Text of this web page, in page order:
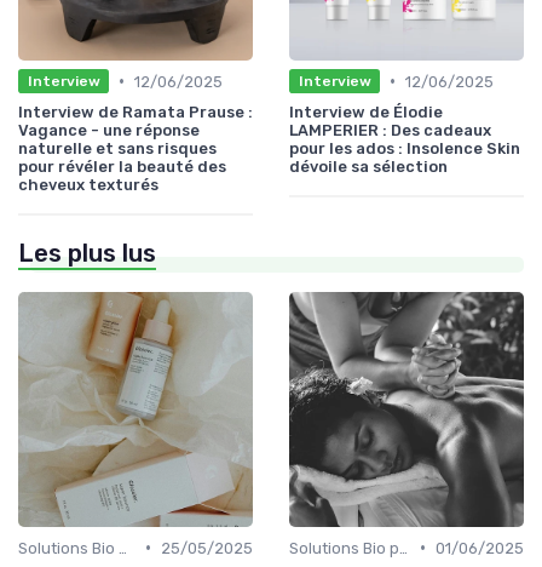
Interview • 12/06/2025
Interview de Ramata Prause :
Vagance - une réponse
naturelle et sans risques
pour révéler la beauté des
cheveux texturés
Interview • 12/06/2025
Interview de Élodie
LAMPERIER : Des cadeaux
pour les ados : Insolence Skin
dévoile sa sélection
Les plus lus
•
25/05/2025
• 01/06/2025